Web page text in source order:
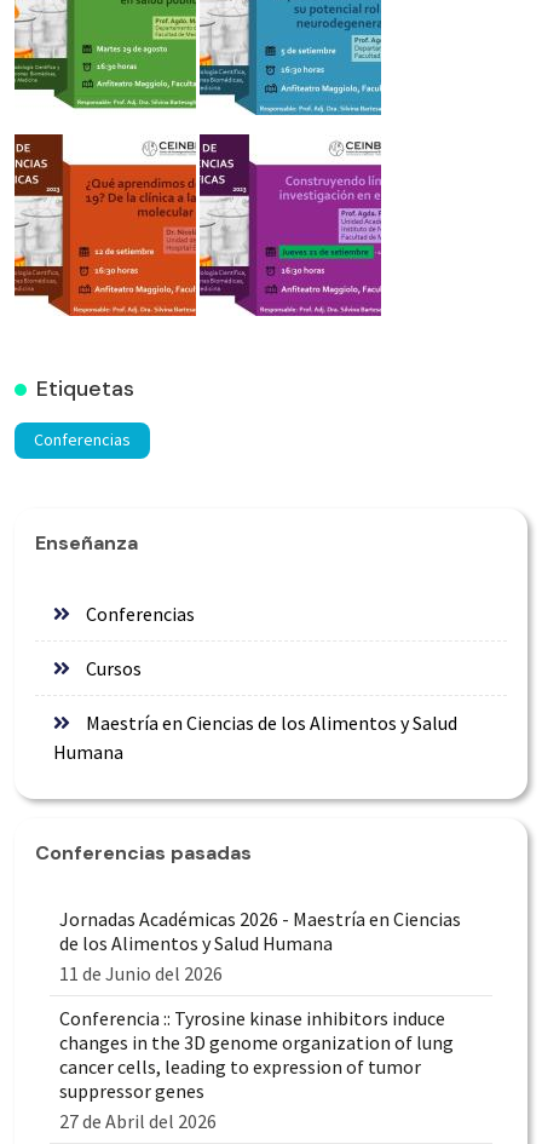
Etiquetas
Conferencias
Enseñanza
Conferencias
Cursos
Maestría en Ciencias de los Alimentos y Salud
Humana
Conferencias pasadas
Jornadas Académicas 2026 - Maestría en Ciencias
de los Alimentos y Salud Humana
11 de Junio del 2026
Conferencia :: Tyrosine kinase inhibitors induce
changes in the 3D genome organization of lung
cancer cells, leading to expression of tumor
suppressor genes
27 de Abril del 2026